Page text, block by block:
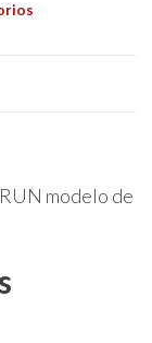
modelo de